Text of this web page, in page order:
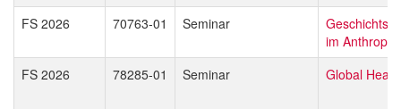
FS 2026
70763-01 Seminar
im
FS 2026
78285-01 Seminar Global